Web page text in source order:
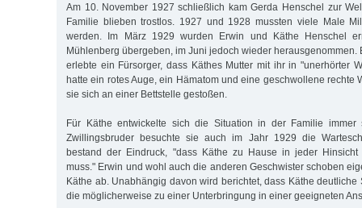
Am 10. November 1927 schließlich kam Gerda Henschel zur
Familie blieben trostlos. 1927 und 1928 mussten viele Male
werden. Im März 1929 wurden Erwin und Käthe Henschel
Mühlenberg übergeben, im Juni jedoch wieder herausgenommen.
erlebte ein Fürsorger, dass Käthes Mutter mit ihr in "unerhörter
hatte ein rotes Auge, ein Hämatom und eine geschwollene rechte
sie sich an einer Bettstelle gestoßen.
Für Käthe entwickelte sich die Situation in der Familie immer
Zwillingsbruder besuchte sie auch im Jahr 1929 die
bestand der Eindruck, "dass Käthe zu Hause in jeder
muss." Erwin und wohl auch die anderen Geschwister schoben
Käthe ab. Unabhängig davon wird berichtet, dass Käthe deutliche
die möglicherweise zu einer Unterbringung in einer geeigneten